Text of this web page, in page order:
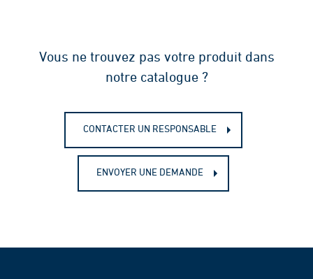
Vous ne trouvez pas votre produit dans
notre catalogue ?
CONTACTER UN RESPONSABLE
ENVOYER UNE DEMANDE